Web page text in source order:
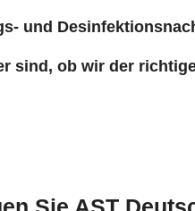
und
sind, ob wir der